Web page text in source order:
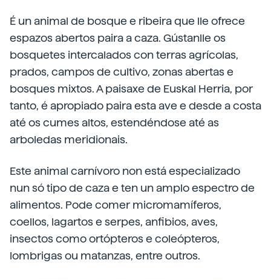
É un animal de bosque e ribeira que lle ofrece
espazos abertos paira a caza. Gústanlle os
bosquetes intercalados con terras agrícolas,
prados, campos de cultivo, zonas abertas e
bosques mixtos. A paisaxe de Euskal Herria, por
tanto, é apropiado paira esta ave e desde a costa
até os cumes altos, estendéndose até as
arboledas meridionais.
Este animal carnívoro non está especializado
nun só tipo de caza e ten un amplo espectro de
alimentos. Pode comer micromamíferos,
coellos, lagartos e serpes, anfibios, aves,
insectos como ortópteros e coleópteros,
lombrigas ou matanzas, entre outros.